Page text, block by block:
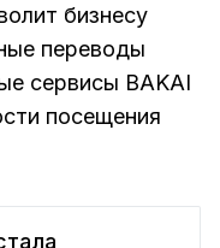
бизнесу
переводы
сервисы BAKAI
посещения